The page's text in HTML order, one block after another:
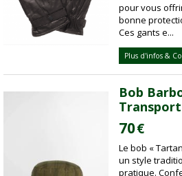
pour vous
bonne
Ces gants e...
Plus d'infos &
Bob
Transport
70€
Le bob «
un style
pratique.